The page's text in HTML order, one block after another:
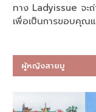
ทาง Ladyissue จะ
เพื่อเป็นการขอบคุณแ
ผู้หญิงสายมู